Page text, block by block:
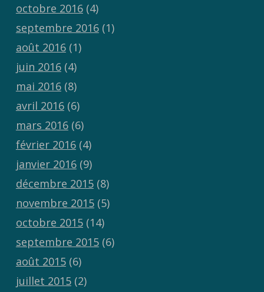
octobre 2016(4)
septembre 2016(1)
août 2016(1)
juin 2016(4)
mai 2016(8)
avril 2016(6)
mars 2016(6)
février 2016(4)
janvier 2016(9)
décembre 2015(8)
novembre 2015(5)
octobre 2015(14)
septembre 2015(6)
août 2015(6)
juillet 2015(2)